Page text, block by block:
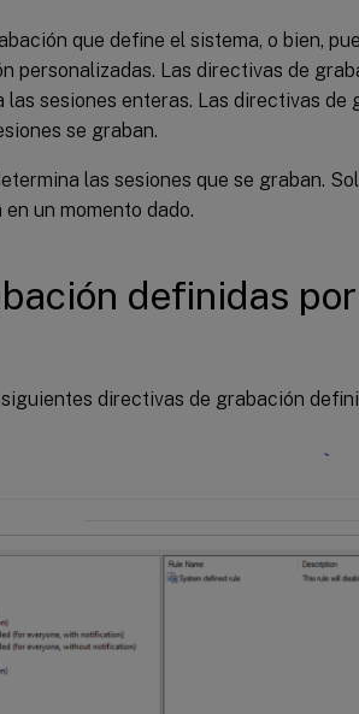
que define el sistema, o bien,
personalizadas. Las directivas de
sesiones enteras. Las directivas de
se graban.
las sesiones que se graban.
un momento dado.
definidas
directivas de grabación